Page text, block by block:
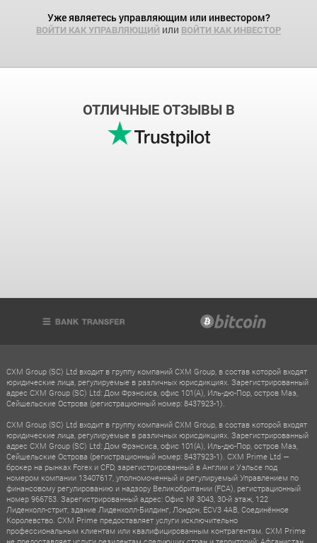
Уже являетесь управляющим или инвестором?
ВОЙТИ КАК УПРАВЛЯЮЩИЙ или ВОЙТИ КАК ИНВЕСТОР
ОТЛИЧНЫЕ ОТЗЫВЫ В
CXM Group (SC) Ltd входит в группу компаний CXM Group, в состав которой входят
юридические лица, регулируемые в различных юрисдикциях. Зарегистрированный
адрес CXM Group (SC) Ltd: Дом Фрэнсиса, офис 101(A), Иль-дю-Пор, остров Маэ,
Сейшельские Острова (регистрационный номер: 8437923-1).
CXM Group (SC) Ltd входит в группу компаний CXM Group, в состав которой входят
юридические лица, регулируемые в различных юрисдикциях. Зарегистрированный
адрес CXM Group (SC) Ltd: Дом Фрэнсиса, офис 101(A), Иль-дю-Пор, остров Маэ,
Сейшельские Острова (регистрационный номер: 8437923-1). CXM Prime Ltd —
брокер на рынках Forex и CFD, зарегистрированный в Англии и Уэльсе под
номером компании 13407617, уполномоченный и регулируемый Управлением по
финансовому регулированию и надзору Великобритании (FCA), регистрационный
номер 966753. Зарегистрированный адрес: Офис № 3043, 30-й этаж, 122
Лиденхолл-стрит, здание Лиденхолл-Билдинг, Лондон, ECV3 4AB, Соединённое
Королевство. CXM Prime предоставляет услуги исключительно
профессиональным клиентам или квалифицированным контрагентам. CXM Prime